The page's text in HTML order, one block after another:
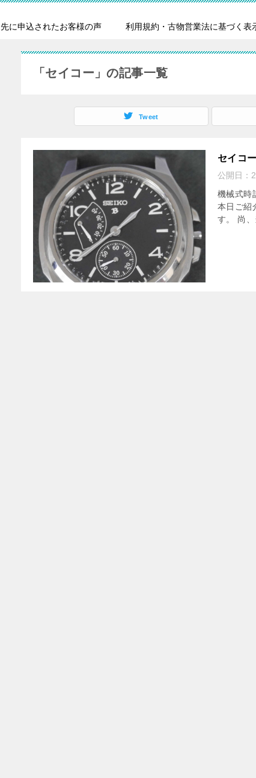
先に申込されたお客様の声 利用規約・古物営業法に基づく表
「セイコー」の記事一覧
Tweet
セイコ
公開日：
機械式時
本日ご紹
す。 尚